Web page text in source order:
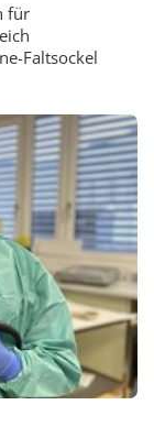
für
Faltsockel